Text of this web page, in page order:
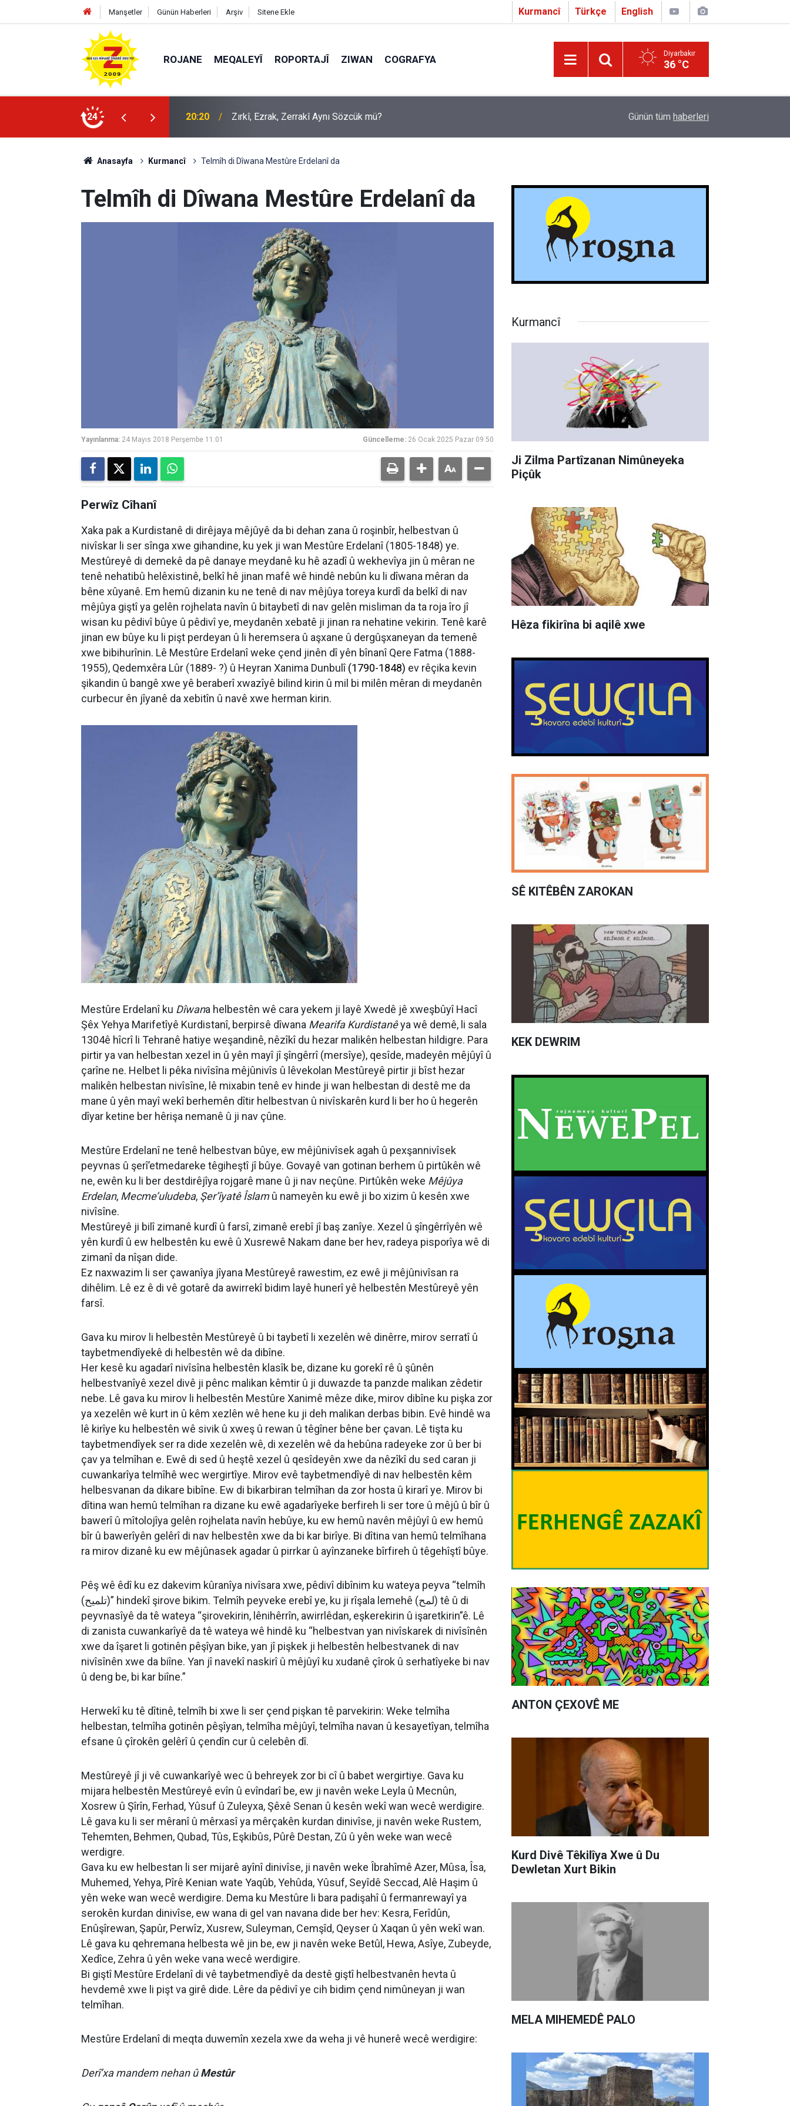
Manşetler Günün Haberleri Arşiv Sitene Ekle Kurmancî Türkçe English
ROJANE MEQALEYÎ ROPORTAJÎ ZIWAN COGRAFYA Diyarbakır
36 °C
24 09:56 Ji Zilma Partîzanan Nimûneyeka Piçûk Çapo 3. o Hîrakerde yê Ferhengê Zazakî-Tirkî
Günün tüm haberleri
Anasayfa Kurmancî Telmîh di Dîwana Mestûre Erdelanî da
Telmîh di Dîwana Mestûre Erdelanî da
Yayınlanma: 24 Mayıs 2018 Perşembe 11:01 Güncelleme: 26 Ocak 2025 Pazar 09:50
Perwîz Cîhanî
Xaka pak a Kurdistanê di dirêjaya mêjûyê da bi dehan zana û roşinbîr, helbestvan û
nivîskar li ser sînga xwe gihandine, ku yek ji wan Mestûre Erdelanî (1805-1848) ye.
Mestûreyê di demekê da pê danaye meydanê ku hê azadî û wekhevîya jin û mêran ne
tenê nehatibû helêxistinê, belkî hê jinan mafê wê hindê nebûn ku li dîwana mêran da
bêne xûyanê. Em hemû dizanin ku ne tenê di nav mêjûya toreya kurdî da belkî di nav
mêjûya giştî ya gelên rojhelata navîn û bitaybetî di nav gelên misliman da ta roja îro jî
wisan ku pêdivî bûye û pêdivî ye, meydanên xebatê ji jinan ra nehatine vekirin. Tenê karê
jinan ew bûye ku li pişt perdeyan û li heremsera û aşxane û dergûşxaneyan da temenê
xwe bibihurînin. Lê Mestûre Erdelanî weke çend jinên dî yên bînanî Qere Fatma (1888-
1955), Qedemxêra Lûr (1889- ?) û Heyran Xanima Dunbulî(1790-1848) ev rêçika kevin
şikandin û bangê xwe yê beraberî xwazîyê bilind kirin û mil bi milên mêran di meydanên
curbecur ên jîyanê da xebitîn û navê xwe herman kirin.
Mestûre Erdelanî ku Dîwana helbestên wê cara yekem ji layê Xwedê jê xweşbûyî Hacî
Şêx Yehya Marifetîyê Kurdistanî, berpirsê dîwana Mearifa Kurdistanêya wê demê, li sala
1304ê hîcrî li Tehranê hatiye weşandinê, nêzîkî du hezar malikên helbestan hildigre. Para
pirtir ya van helbestan xezel in û yên mayî jî şîngêrrî (mersîye), qesîde, madeyên mêjûyî û
çarîne ne. Helbet li pêka nivîsîna mêjûnivîs û lêvekolan Mestûreyê pirtir ji bîst hezar
malikên helbestan nivîsîne, lê mixabin tenê ev hinde ji wan helbestan di destê me da
mane û yên mayî wekî berhemên dîtir helbestvan û nivîskarên kurd li ber ho û hegerên
dîyar ketine ber hêrişa nemanê û ji nav çûne.
Mestûre Erdelanî ne tenê helbestvan bûye, ew mêjûnivîsek agah û pexşannivîsek
peyvnas û şerî’etmedareke têgiheştî jî bûye. Govayê van gotinan berhem û pirtûkên wê
ne, ewên ku li ber destdirêjîya rojgarê mane û ji nav neçûne. Pirtûkên weke Mêjûya
Erdelan, Mecme’uludeba, Şer’îyatê Îslamû nameyên ku ewê ji bo xizim û kesên xwe
nivîsîne.
Mestûreyê ji bilî zimanê kurdî û farsî, zimanê erebî jî baş zanîye. Xezel û şîngêrrîyên wê
yên kurdî û ew helbestên ku ewê û Xusrewê Nakam dane ber hev, radeya pisporîya wê di
zimanî da nîşan dide.
Ez naxwazim li ser çawanîya jîyana Mestûreyê rawestim, ez ewê ji mêjûnivîsan ra
dihêlim. Lê ez ê di vê gotarê da awirrekî bidim layê hunerî yê helbestên Mestûreyê yên
farsî.
Gava ku mirov li helbestên Mestûreyê û bi taybetî li xezelên wê dinêrre, mirov serratî û
taybetmendîyekê di helbestên wê da dibîne.
Her kesê ku agadarî nivîsîna helbestên klasîk be, dizane ku gorekî rê û şûnên
helbestvanîyê xezel divê ji pênc malikan kêmtir û ji duwazde ta panzde malikan zêdetir
nebe. Lê gava ku mirov li helbestên Mestûre Xanimê mêze dike, mirov dibîne ku pişka zor
ya xezelên wê kurt in û kêm xezlên wê hene ku ji deh malikan derbas bibin. Evê hindê wa
lê kirîye ku helbestên wê sivik û xweş û rewan û têgîner bêne ber çavan. Lê tişta ku
taybetmendîyek ser ra dide xezelên wê, di xezelên wê da hebûna radeyeke zor û ber bi
çav ya telmîhan e. Ewê di sed û heştê xezel û qesîdeyên xwe da nêzîkî du sed caran ji
cuwankarîya telmîhê wec wergirtîye. Mirov evê taybetmendîyê di nav helbestên kêm
helbesvanan da dikare bibîne. Ew di bikarbiran telmîhan da zor hosta û kirarî ye. Mirov bi
dîtina wan hemû telmîhan ra dizane ku ewê agadarîyeke berfireh li ser tore û mêjû û bîr û
bawerî û mîtolojîya gelên rojhelata navîn hebûye, ku ew hemû navên mêjûyî û ew hemû
bîr û bawerîyên gelêrî di nav helbestên xwe da bi kar birîye. Bi dîtina van hemû telmîhana
ra mirov dizanê ku ew mêjûnasek agadar û pirrkar û ayînzaneke bîrfireh û têgehîştî bûye.
Pêş wê êdî ku ez dakevim kûranîya nivîsara xwe, pêdivî dibînim ku wateya peyva “telmîh
(تلميح)” hindekî şirove bikim. Telmîh peyveke erebî ye, ku ji rîşala lemehê (لمح) tê û di
peyvnasîyê da tê wateya “şirovekirin, lênihêrrîn, awirrlêdan, eşkerekirin û işaretkirin”ê. Lê
di zanista cuwankarîyê da tê wateya wê hindê ku “helbestvan yan nivîskarek di nivîsînên
xwe da îşaret li gotinên pêşîyan bike, yan jî pişkek ji helbestên helbestvanek di nav
nivîsînên xwe da biîne. Yan jî navekî naskirî û mêjûyî ku xudanê çîrok û serhatîyeke bi nav
û deng be, bi kar biîne.”
Herwekî ku tê dîtinê, telmîh bi xwe li ser çend pişkan tê parvekirin: Weke telmîha
helbestan, telmîha gotinên pêşîyan, telmîha mêjûyî, telmîha navan û kesayetîyan, telmîha
efsane û çîrokên gelêrî û çendîn cur û celebên dî.
Mestûreyê jî ji vê cuwankarîyê wec û behreyek zor bi cî û babet wergirtiye. Gava ku
mijara helbestên Mestûreyê evîn û evîndarî be, ew ji navên weke Leyla û Mecnûn,
Xosrew û Şîrîn, Ferhad, Yûsuf û Zuleyxa, Şêxê Senan û kesên wekî wan wecê werdigire.
Lê gava ku li ser mêranî û mêrxasî ya mêrçakên kurdan dinivîse, ji navên weke Rustem,
Tehemten, Behmen, Qubad, Tûs, Eşkibûs, Pûrê Destan, Zû û yên weke wan wecê
werdigre.
Gava ku ew helbestan li ser mijarê ayînî dinivîse, ji navên weke Îbrahîmê Azer, Mûsa, Îsa,
Muhemed, Yehya, Pîrê Kenian wate Yaqûb, Yehûda, Yûsuf, Seyîdê Seccad, Alê Haşim û
yên weke wan wecê werdigire. Dema ku Mestûre li bara padişahî û fermanrewayî ya
serokên kurdan dinivîse, ew wana di gel van navana dide ber hev: Kesra, Ferîdûn,
Enûşîrewan, Şapûr, Perwîz, Xusrew, Suleyman, Cemşîd, Qeyser û Xaqan û yên wekî wan.
Lê gava ku qehremana helbesta wê jin be, ew ji navên weke Betûl, Hewa, Asîye, Zubeyde,
Xedîce, Zehra û yên weke vana wecê werdigire.
Bi giştî Mestûre Erdelanî di vê taybetmendîyê da destê giştî helbestvanên hevta û
hevdemê xwe li pişt va girê dide. Lêre da pêdivî ye cih bidim çend nimûneyan ji wan
telmîhan.
Mestûre Erdelanî di meqta duwemîn xezela xwe da weha ji vê hunerê wecê werdigire:
Derî’xa mandem nehan ûMestûr
Kurmancî
Ji Zilma Partîzanan Nimûneyeka
Piçûk
Hêza fikirîna bi aqilê xwe
SÊ KITÊBÊN ZAROKAN
KEK DEWRIM
ANTON ÇEXOVÊ ME
Kurd Divê Têkilîya Xwe û Du
Dewletan Xurt Bikin
MELA MIHEMEDÊ PALO